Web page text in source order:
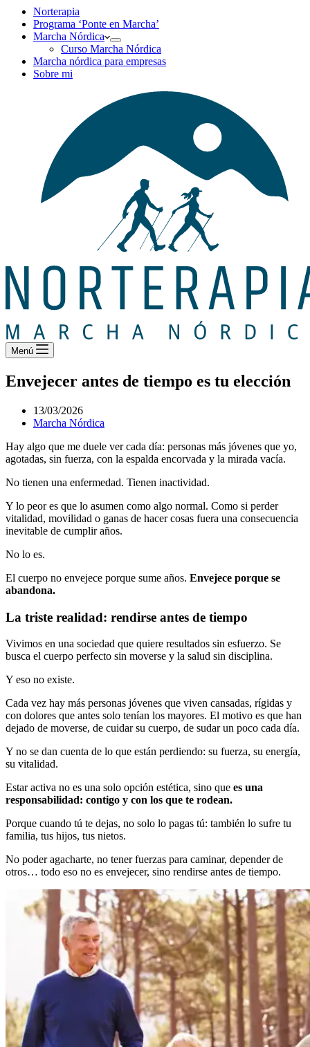
Norterapia
Programa ‘Ponte en Marcha’
Marcha Nórdica
Curso Marcha Nórdica
Marcha nórdica para empresas
Sobre mi
Menú
Envejecer antes de tiempo es tu elección
13/03/2026
Marcha Nórdica
Hay algo que me duele ver cada día: personas más jóvenes que yo,
agotadas, sin fuerza, con la espalda encorvada y la mirada vacía.
No tienen una enfermedad. Tienen inactividad.
Y lo peor es que lo asumen como algo normal. Como si perder
vitalidad, movilidad o ganas de hacer cosas fuera una consecuencia
inevitable de cumplir años.
No lo es.
El cuerpo no envejece porque sume años. Envejece porque se
abandona.
La triste realidad: rendirse antes de tiempo
Vivimos en una sociedad que quiere resultados sin esfuerzo. Se
busca el cuerpo perfecto sin moverse y la salud sin disciplina.
Y eso no existe.
Cada vez hay más personas jóvenes que viven cansadas, rígidas y
con dolores que antes solo tenían los mayores. El motivo es que han
dejado de moverse, de cuidar su cuerpo, de sudar un poco cada día.
Y no se dan cuenta de lo que están perdiendo: su fuerza, su energía,
su vitalidad.
Estar activa no es una solo opción estética, sino que es una
responsabilidad: contigo y con los que te rodean.
Porque cuando tú te dejas, no solo lo pagas tú: también lo sufre tu
familia, tus hijos, tus nietos.
No poder agacharte, no tener fuerzas para caminar, depender de
otros… todo eso no es envejecer, sino rendirse antes de tiempo.